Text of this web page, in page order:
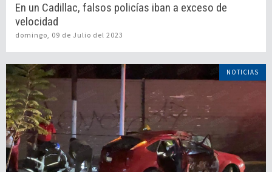
En un Cadillac, falsos policías iban a exceso de
velocidad
domingo, 09 de Julio del 2023
NOTICIAS